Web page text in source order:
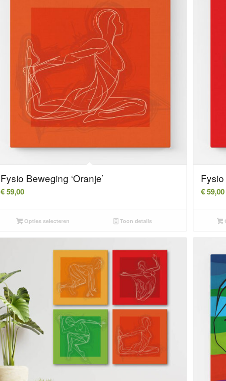
Fysio Beweging ‘Oranje’
€59,00
Opties selecteren Toon details
Fysio
€59,00